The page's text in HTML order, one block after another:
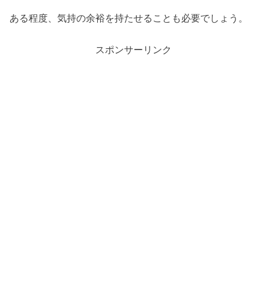
ある程度、気持の余裕を持たせることも必要でしょう。
スポンサーリンク